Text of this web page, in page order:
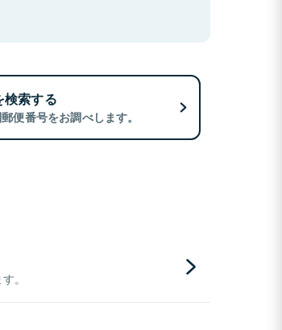
検索する
便番号をお調べします。
。